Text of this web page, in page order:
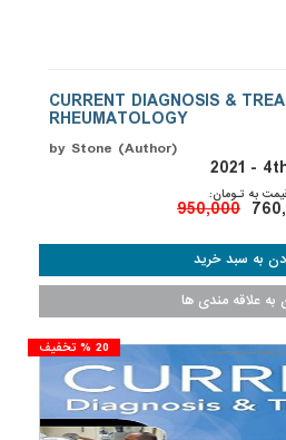
CURRENT DIAGNOSIS &
RHEUMATOLOGY
by Stone (Author)
2021 -
به تـومان:
950,000
20 % تخفیف